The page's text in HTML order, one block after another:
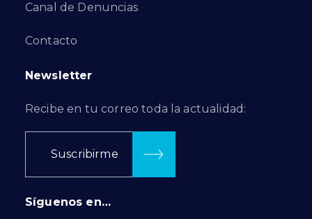
Canal de Denuncias
Contacto
Newsletter
Recibe en tu correo toda la actualidad:
Suscribirme
Síguenos en…